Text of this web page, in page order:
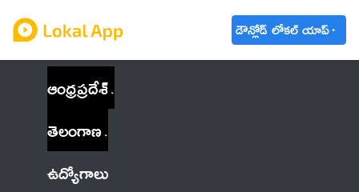
డౌన్లోడ్ లోకల్ యాప్
ఆంధ్రప్రదేశ్
తెలంగాణ
ఉద్యోగాలు